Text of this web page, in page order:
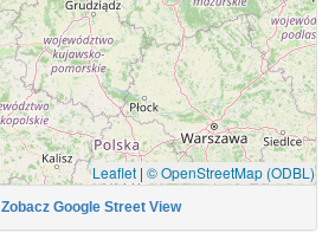
Leaflet | © OpenStreetMap (ODBL)
Zobacz Google Street View